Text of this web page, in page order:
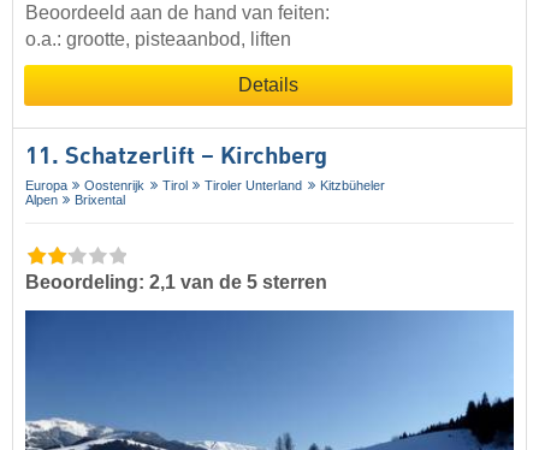
Beoordeeld aan de hand van feiten:
o.a.: grootte, pisteaanbod, liften
Details
11. Schatzerlift – Kirchberg
Europa Oostenrijk Tirol Tiroler Unterland
Kitzbüheler
Alpen
Brixental
Beoordeling: 2,1 van de 5 sterren